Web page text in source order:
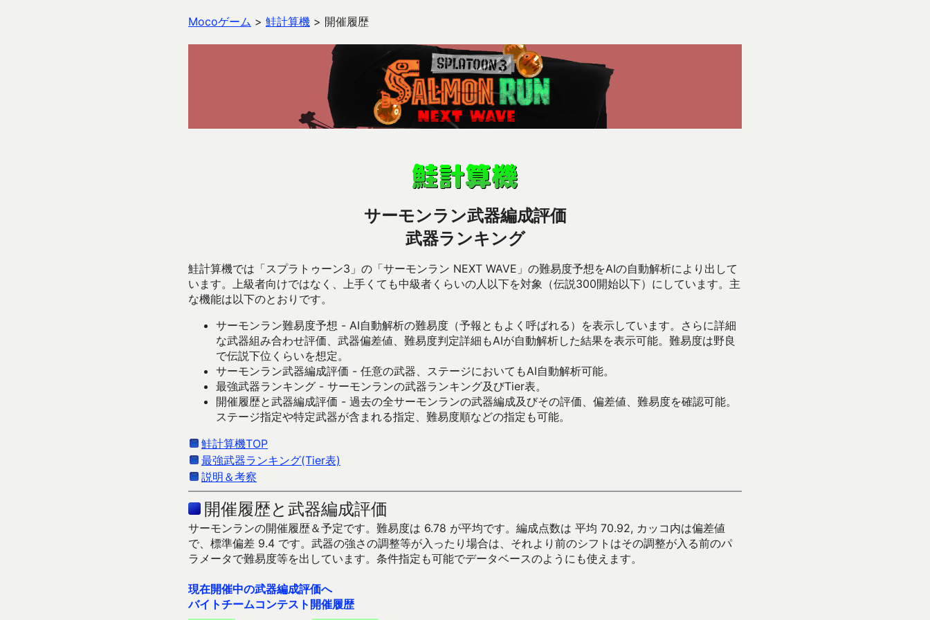
Mocoゲーム > 鮭計算機 > 開催履歴
サーモンラン武器編成評価
武器ランキング
鮭計算機では「スプラトゥーン3」の「サーモンラン NEXT WAVE」の難易度予想をAIの自動解析により出して
います。上級者向けではなく、上手くても中級者くらいの人以下を対象（伝説300開始以下）にしています。主
な機能は以下のとおりです。
サーモンラン難易度予想 - AI自動解析の難易度（予報ともよく呼ばれる）を表示しています。さらに詳細
な武器組み合わせ評価、武器偏差値、難易度判定詳細もAIが自動解析した結果を表示可能。難易度は野良
で伝説下位くらいを想定。
サーモンラン武器編成評価 - 任意の武器、ステージにおいてもAI自動解析可能。
最強武器ランキング - サーモンランの武器ランキング及びTier表。
開催履歴と武器編成評価 - 過去の全サーモンランの武器編成及びその評価、偏差値、難易度を確認可能。
ステージ指定や特定武器が含まれる指定、難易度順などの指定も可能。
鮭計算機TOP
最強武器ランキング(Tier表)
説明＆考察
開催履歴と武器編成評価
サーモンランの開催履歴＆予定です。難易度は 6.78 が平均です。編成点数は 平均 70.92, カッコ内は偏差値
で、標準偏差 9.4 です。武器の強さの調整等が入ったり場合は、それより前のシフトはその調整が入る前のパ
ラメータで難易度等を出しています。条件指定も可能でデータベースのようにも使えます。
現在開催中の武器編成評価へ
バイトチームコンテスト開催履歴